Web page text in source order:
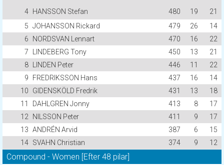
4 HANSSON Stefan 480 19
21
5 JOHANSSON Rickard 479 26
14
6
NORDSVAN Lennart 470 16
22
7
LINDEBERG Tony 450 13
21
8
LINDEN Peter 446 11
22
9
FREDRIKSSON Hans 437 16
14
10
GIDENSKÖLD Fredrik 431 13
18
11
DAHLGREN Jonny 413 8
17
12
NILSSON Peter 411 9
17
13 ANDRÉN Arvid 387 6
15
14 SVAHN Christian 374 9 12
Compound - Women [Efter 48 pilar]